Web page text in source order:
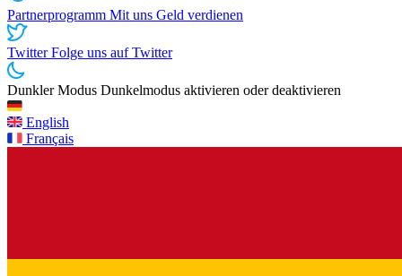
Partnerprogramm Mit uns Geld verdienen
TwitterFolge uns auf Twitter
Dunkler Modus Dunkelmodus aktivieren oder deaktivieren
English
Français